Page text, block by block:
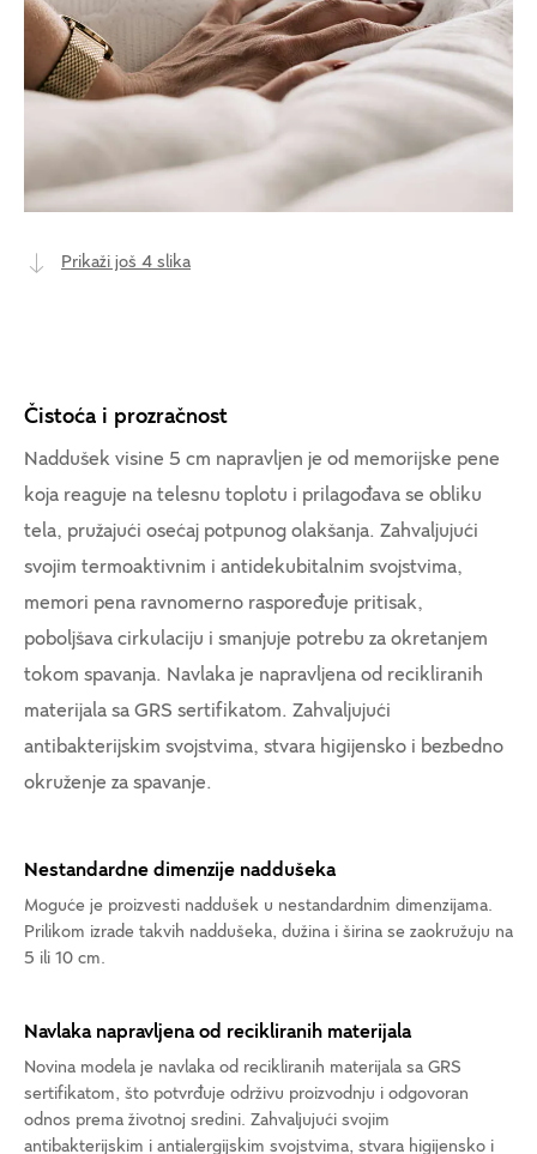
Prikaži još 4 slika
Čistoća i prozračnost
Naddušek visine 5 cm napravljen je od memorijske pene
koja reaguje na telesnu toplotu i prilagođava se obliku
tela, pružajući osećaj potpunog olakšanja. Zahvaljujući
svojim termoaktivnim i antidekubitalnim svojstvima,
memori pena ravnomerno raspoređuje pritisak,
poboljšava cirkulaciju i smanjuje potrebu za okretanjem
tokom spavanja. Navlaka je napravljena od recikliranih
materijala sa GRS sertifikatom. Zahvaljujući
antibakterijskim svojstvima, stvara higijensko i bezbedno
okruženje za spavanje.
Nestandardne dimenzije naddušeka
Moguće je proizvesti naddušek u nestandardnim dimenzijama.
Prilikom izrade takvih naddušeka, dužina i širina se zaokružuju na
5 ili 10 cm.
Navlaka napravljena od recikliranih materijala
Novina modela je navlaka od recikliranih materijala sa GRS
sertifikatom, što potvrđuje održivu proizvodnju i odgovoran
odnos prema životnoj sredini. Zahvaljujući svojim
antibakterijskim i antialergijskim svojstvima, stvara higijensko i